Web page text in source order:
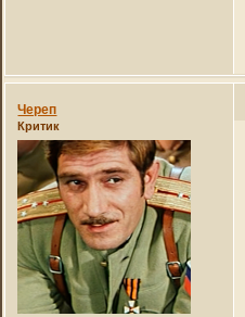
Череп
Критик